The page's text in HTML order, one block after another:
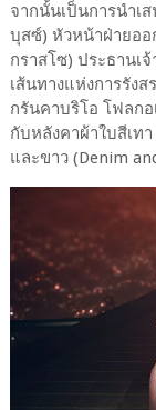
จากนั้นเป็นการนำเ
บุสซ์) หัวหน้าฝ่ายออ
กราสโซ) ประธานเ
เส้นทางแห่งการรัง
กรันคาบริโอ โฟลกอ
กับหลังคาผ้าใบสีเท
และขาว (Denim